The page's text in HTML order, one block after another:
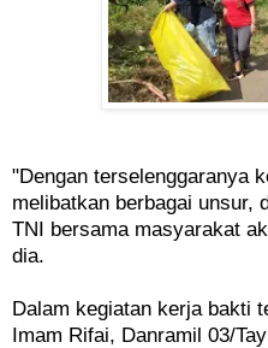
"Dengan terselenggaranya
melibatkan berbagai unsur,
TNI bersama masyarakat
dia.
Dalam kegiatan kerja bakti
Imam Rifai, Danramil 03/